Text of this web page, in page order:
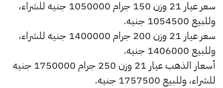
سعر عيار 21 وزن 150 جرام 1050000 جنيه للشراء،
وللبيع 1054500 جنيه.
سعر عيار 21 وزن 200 جرام 1400000 جنيه للشراء،
وللبيع 1406000 جنيه.
أسعار الذهب عيار 21 وزن 250 جرام 1750000 جنيه
للشراء، وللبيع 1757500 جنيه.